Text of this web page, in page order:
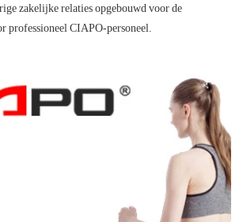
zakelijke relaties opgebouwd voor de
professioneel CIAPO-personeel.